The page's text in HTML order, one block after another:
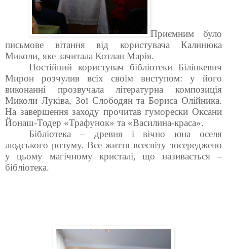
Приємним було
письмове вітання від користувача Калинюка
Миколи, яке зачитала Котлан Марія.
Постійний користувач бібліотеки Білінкевич
Мирон
розчулив всіх своїм виступом: у його
виконанні прозвучала літературна композиція
Миколи Луківа, Зої Слободян та Бориса Олійника.
На завершення заходу прочитав гуморески Оксани
Йонаш-Тодер «Трафунок» та «Василина-краса».
Бібліотека – древня і вічно юна оселя
людського розуму. Все життя всесвіту зосереджено
у цьому магічному кристалі, що називається –
бібліотека.